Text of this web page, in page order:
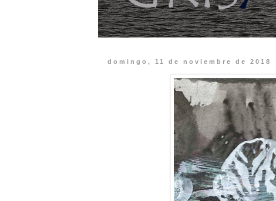
domingo, 11 de noviembre de 2018